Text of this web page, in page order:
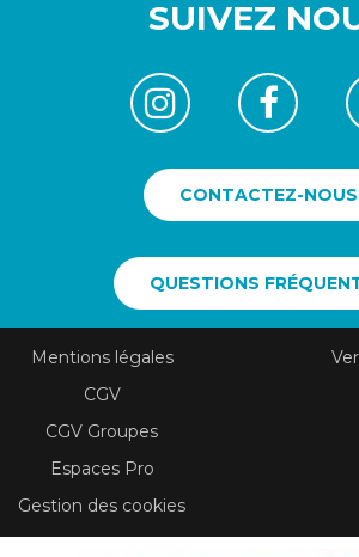
SUIVEZ
CONTACTEZ-NOUS
QUESTIONS
Mentions légales
CGV
CGV Groupes
Espaces Pro
Gestion des cookies